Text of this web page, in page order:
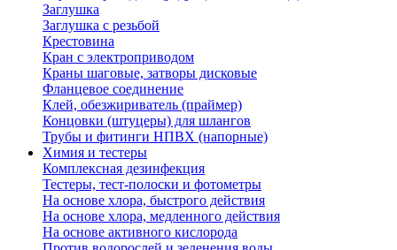
Заглушка
Заглушка с резьбой
Крестовина
Кран с электроприводом
Краны шаговые, затворы дисковые
Фланцевое соединение
Клей, обезжириватель (праймер)
Концовки (штуцеры) для шлангов
Трубы и фитинги НПВХ (напорные)
Химия и тестеры
Комплексная дезинфекция
Тестеры, тест-полоски и фотометры
На основе хлора, быстрого действия
На основе хлора, медленного действия
На основе активного кислорода